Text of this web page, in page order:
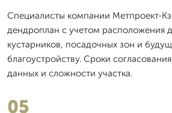
Специалисты компании Метпроект-
дендроплан с учетом расположения
кустарников, посадочных зон и
благоустройству. Сроки
данных и сложности участка.
05